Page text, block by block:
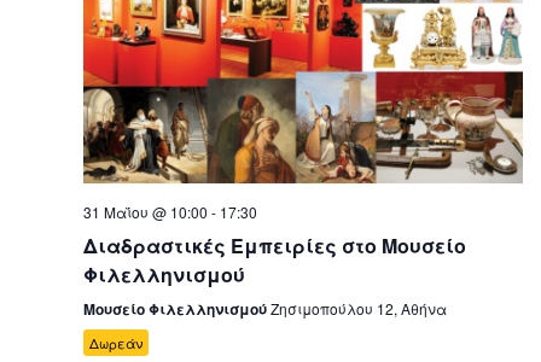
31 Μαΐου @ 10:00 - 17:30
Διαδραστικές Εμπειρίες στο Μουσείο
Φιλελληνισμού
Μουσείο ΦιλελληνισμούΖησιμοπούλου 12, Αθήνα
Δωρεάν